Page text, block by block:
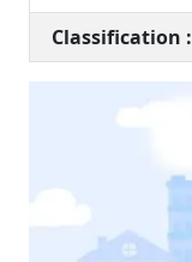
Classification :